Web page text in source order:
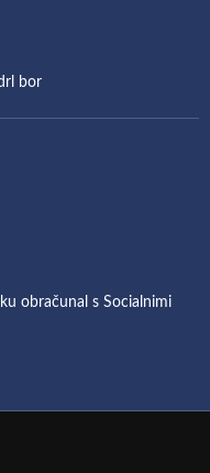
bor
obračunal s Socialnimi